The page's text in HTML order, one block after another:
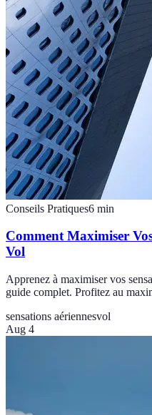
Conseils Pratiques6 min
Comment Maximiser
Vol
Apprenez à maximiser vos
guide complet. Profitez au
sensations aériennesvol
Aug 4